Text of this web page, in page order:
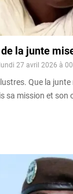
la junte
lundi 27 avril 2026 à
Que la
sa mission et son